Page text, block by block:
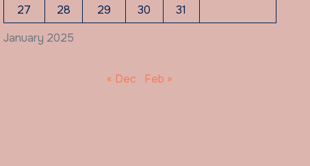
January 2025
27
28 29 30 31
« Dec Feb »